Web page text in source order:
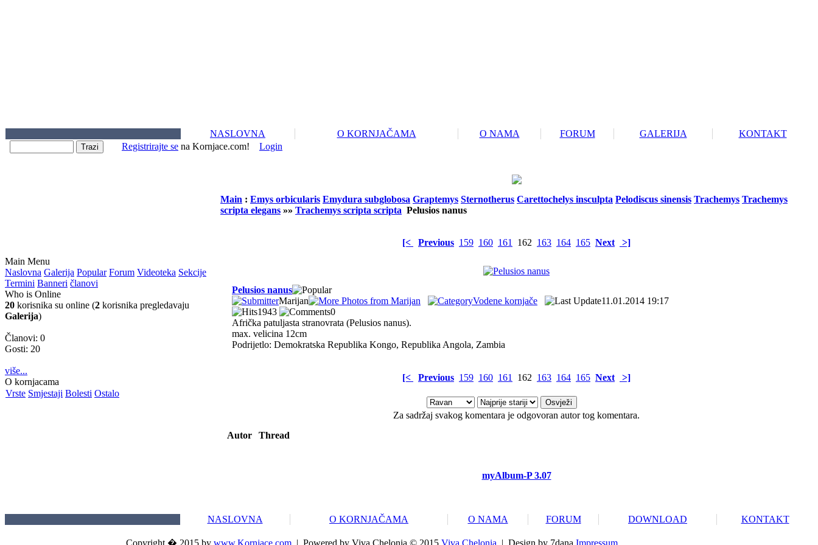
NASLOVNA O KORNJAČAMA O NAMA FORUM GALERIJA
KONTAKT
Registrirajte se na Kornjace.com! Login
Main Menu
Naslovna Galerija Popular Forum Videoteka Sekcije
Termini Banneri članovi
Who is Online
20 korisnika su online (2 korisnika pregledavaju
Galerija)
Članovi: 0
Gosti: 20
više...
O kornjacama
Vrste Smjestaji Bolesti Ostalo
Main : Emys orbicularis Emydura subglobosa Graptemys Sternotherus Carettochelys insculpta Pelodiscus sinensis Trachemys Trachemys
scripta elegans »» Trachemys scripta scripta Pelusios nanus
[< Previous 159 160 161 162 163 164 165 Next >]
Pelusios nanus
Marijan
Vodene kornjače
11.01.2014 19:17
1943
0
Afrička patuljasta stranovrata (Pelusios nanus).
max. velicina 12cm
Podrijetlo: Demokratska Republika Kongo, Republika Angola, Zambia
[< Previous 159 160 161 162 163 164 165 Next >]
Za sadržaj svakog komentara je odgovoran autor tog komentara.
Autor
Thread
myAlbum-P 3.07
NASLOVNA O KORNJAČAMA O NAMA FORUM DOWNLOAD KONTAKT
Copyright � 2015 by www.Kornjace.com | Powered by Viva Chelonia © 2015 Viva Chelonia | Design by 7dana Impressum